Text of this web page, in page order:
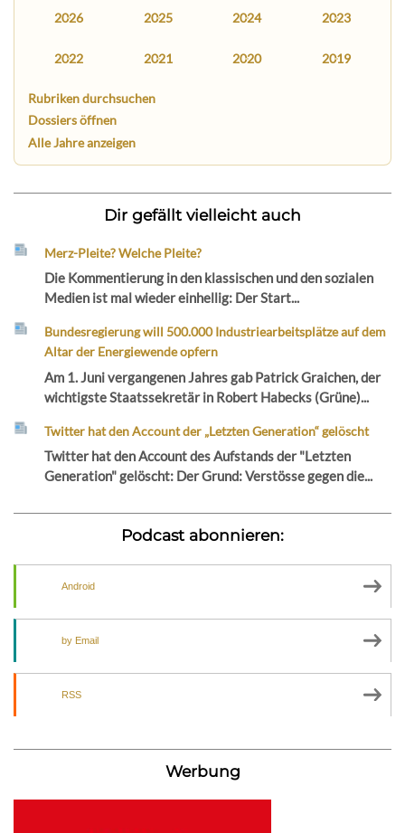
2026 2025 2024 2023
2022 2021 2020 2019
Rubriken durchsuchen
Dossiers öffnen
Alle Jahre anzeigen
Dir gefällt vielleicht auch
Merz-Pleite? Welche Pleite?
Die Kommentierung in den klassischen und den sozialen
Medien ist mal wieder einhellig: Der Start...
Bundesregierung will 500.000 Industriearbeitsplätze auf dem
Altar der Energiewende opfern
Am 1. Juni vergangenen Jahres gab Patrick Graichen, der
wichtigste Staatssekretär in Robert Habecks (Grüne)...
Twitter hat den Account der „Letzten Generation“ gelöscht
Twitter hat den Account des Aufstands der "Letzten
Generation" gelöscht: Der Grund: Verstösse gegen die...
Podcast abonnieren:
Android
by Email
RSS
Werbung